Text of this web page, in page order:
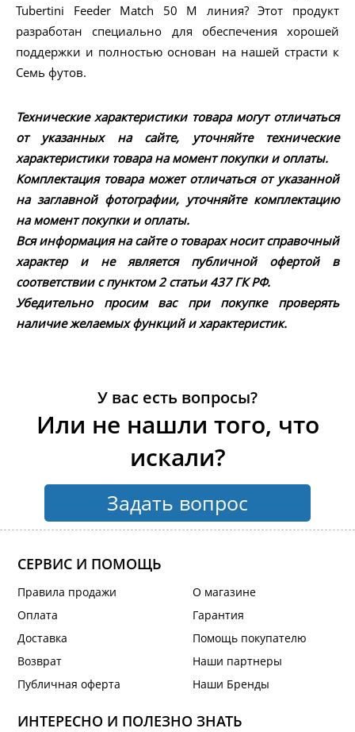
Tubertini Feeder Match 50 M линия? Этот продукт
разработан специально для обеспечения хорошей
поддержки и полностью основан на нашей страсти к
Семь футов.
Технические характеристики товара могут отличаться
от указанных на сайте, уточняйте технические
характеристики товара на момент покупки и оплаты.
Комплектация товара может отличаться от указанной
на заглавной фотографии, уточняйте комплектацию
на момент покупки и оплаты.
Вся информация на сайте о товарах носит справочный
характер и не является публичной офертой в
соответствии с пунктом 2 статьи 437 ГК РФ.
Убедительно просим вас при покупке проверять
наличие желаемых функций и характеристик.
У вас есть вопросы?
Или не нашли того, что
искали?
Задать вопрос
СЕРВИС И ПОМОЩЬ
Правила продажи
Оплата
Доставка
Возврат
Публичная оферта
О магазине
Гарантия
Помощь покупателю
Наши партнеры
Наши Бренды
ИНТЕРЕСНО И ПОЛЕЗНО ЗНАТЬ